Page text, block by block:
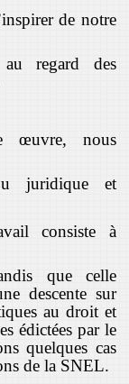
de notre
regard des
œuvre, nous
juridique et
consiste à
que celle
descente sur
au droit et
édictées par le
quelques cas
de la SNEL.